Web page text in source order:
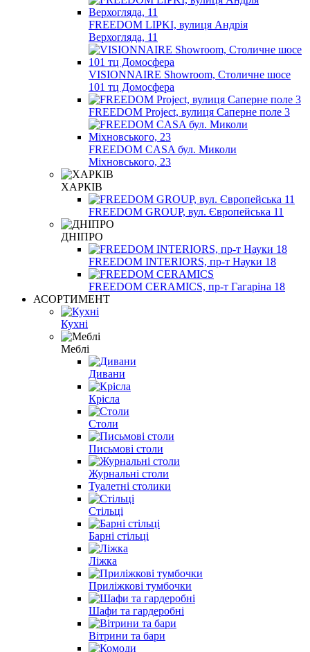
FREEDOM LIPKI, вулиця Андрія
Верхогляда, 11
VISIONNAIRE Showroom, Столичне шосе
101 тц Домосфера
FREEDOM Project, вулиця Саперне поле 3
FREEDOM CASA бул. Миколи
Міхновського, 23
ХАРКІВ
FREEDOM GROUP, вул. Європейська 11
ДНІПРО
FREEDOM INTERIORS, пр-т Науки 18
FREEDOM CERAMICS, пр-т Гагаріна 18
АСОРТИМЕНТ
Кухні
Меблі
Дивани
Крісла
Столи
Письмові столи
Журнальні столи
Туалетні столики
Стільці
Барні стільці
Ліжка
Приліжкові тумбочки
Шафи та гардеробні
Вітрини та бари